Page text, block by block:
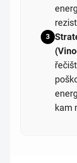
3
kam